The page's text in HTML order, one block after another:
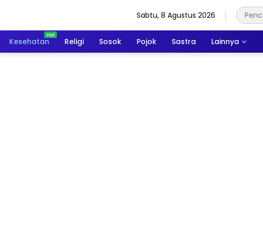
Sabtu, 8 Agustus 2026
Kesehatan Religi Sosok Pojok Sastra Lainnya